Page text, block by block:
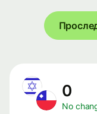
0
No